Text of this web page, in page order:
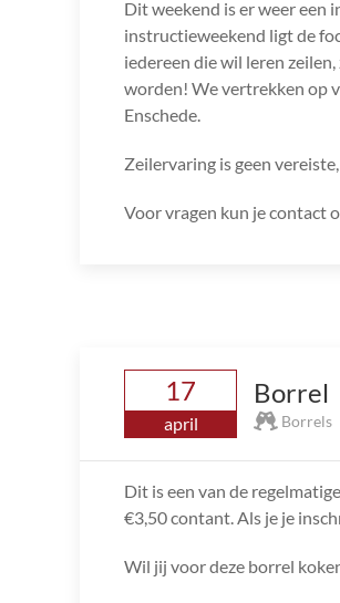
Dit weekend is er weer een
instructieweekend ligt de
iedereen die wil leren
worden! We vertrekken op
Enschede.
Zeilervaring is geen
Voor vragen kun je contact
17
april
Borrel
Borrels
Dit is een van de
€3,50 contant. Als je je
Wil jij voor deze borrel